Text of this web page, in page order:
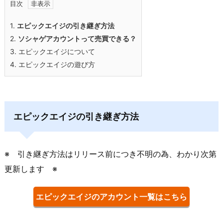
目次
1. エピックエイジの引き継ぎ方法
2. ソシャゲアカウントって売買できる？
3. エピックエイジについて
4. エピックエイジの遊び方
エピックエイジの引き継ぎ方法
※ 引き継ぎ方法はリリース前につき不明の為、わかり次第
更新します ※
エピックエイジのアカウント一覧はこちら